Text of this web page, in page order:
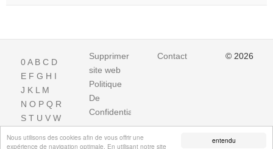
entendu
Nous utilisons des cookies afin de vous offrir une
expérience de navigation optimale. En utilisant notre site
0A B C D
E F G H I
J K L M
N O P Q R
S T U V W
Supprimer
site web
Politique
De
Confidentialite
Contact © 2026